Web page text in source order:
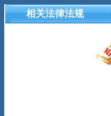
相关法律法规